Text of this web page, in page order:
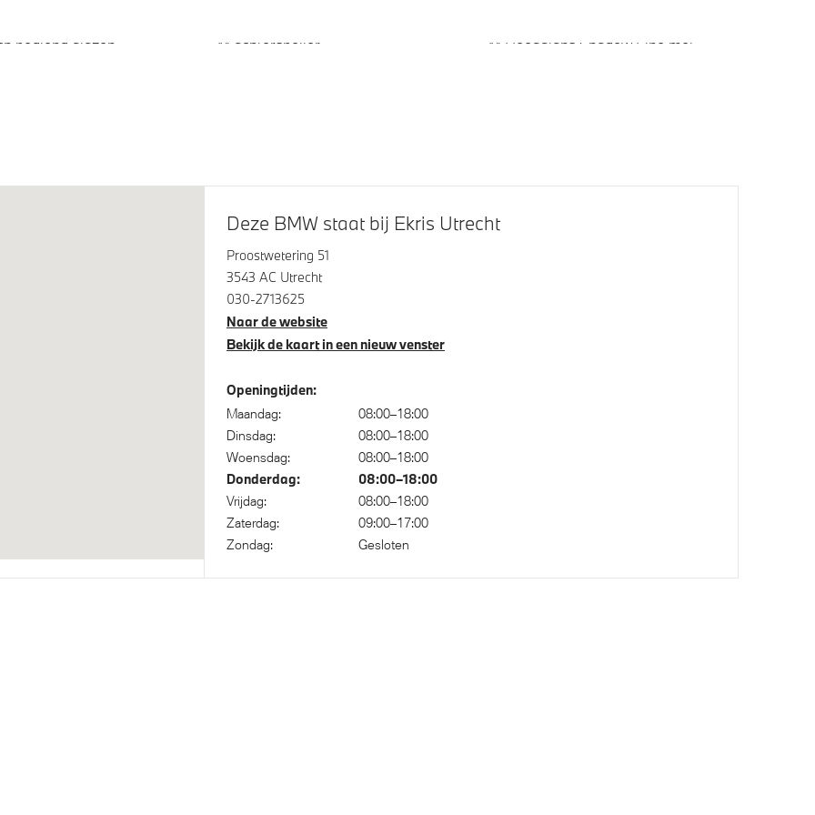
bediend glazen
M achterspoiler
M Hoogglans Shadow Line met
Alarmsysteem klasse 3 (VbV/SCM)
Deze BMW staat bij Ekris Utrecht
Proostwetering 51
3543 AC Utrecht
030-2713625
Naar de website
Bekijk de kaart in een nieuw venster
Openingtijden:
Maandag:
08:00–18:00
Dinsdag:
08:00–18:00
Woensdag:
08:00–18:00
Donderdag: 08:00–18:00
Vrijdag:
08:00–18:00
Zaterdag:
09:00–17:00
Zondag:
Gesloten